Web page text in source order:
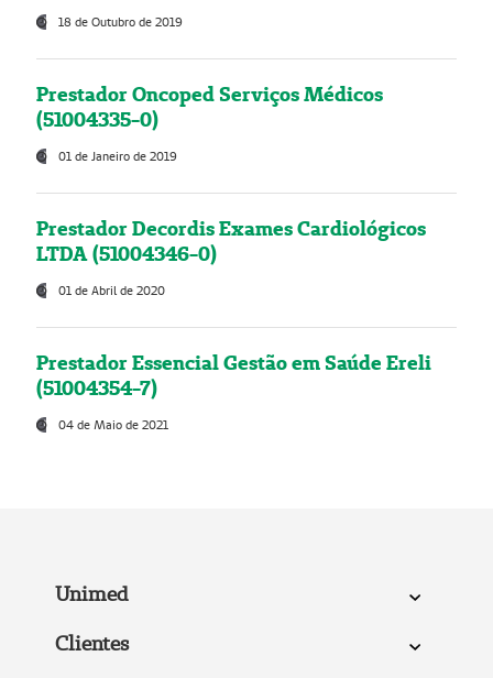
18 de Outubro de 2019
Prestador Oncoped Serviços Médicos
(51004335-0)
01 de Janeiro de 2019
Prestador Decordis Exames Cardiológicos
LTDA (51004346-0)
01 de Abril de 2020
Prestador Essencial Gestão em Saúde Ereli
(51004354-7)
04 de Maio de 2021
Unimed
Clientes